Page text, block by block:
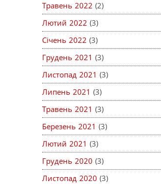
Травень 2022 (2)
Лютий 2022 (3)
Січень 2022 (3)
Грудень 2021 (3)
Листопад 2021 (3)
Липень 2021 (3)
Травень 2021 (3)
Березень 2021 (3)
Лютий 2021 (3)
Грудень 2020 (3)
Листопад 2020 (3)